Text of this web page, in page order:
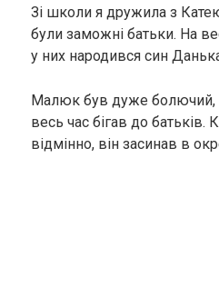
Зі школи я дружила з
були заможні батьки. На
у них народився син
Малюк був дуже болючий,
весь час бігав до батьків.
відмінно, він засинав в